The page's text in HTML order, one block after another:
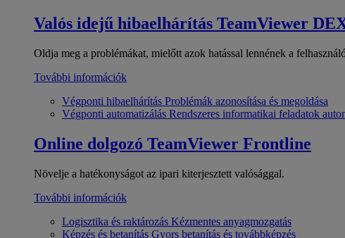
Valós idejű hibaelhárítás TeamViewer
Oldja meg a problémákat, mielőtt azok hatással lennének a
További információk
Végponti hibaelhárítás Problémák azonosítása és megoldása
Végponti automatizálás Rendszeres informatikai feladatok
Online dolgozó TeamViewer Frontline
Növelje a hatékonyságot az ipari kiterjesztett valósággal.
További információk
Logisztika és raktározás Kézmentes anyagmozgatás
Képzés és betanítás Gyors betanítás és továbbképzés